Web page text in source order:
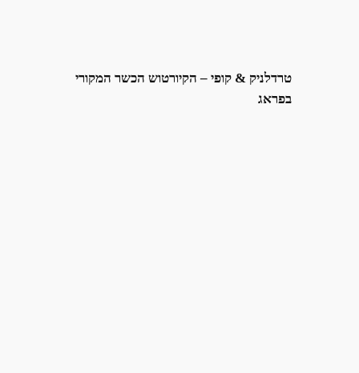
טרדלניק & קופי – הקיורטוש הכשר המקורי
בפראג